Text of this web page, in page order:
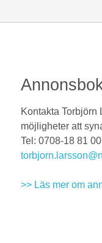
Kontakta Torbjörn
möjligheter att
Tel: 0708-18 81 00
>> Läs mer om